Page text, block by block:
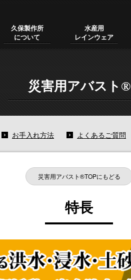
久保製作所
について
水産用
レインウェア
災害用アバスト®
お手入れ方法 よくあるご質問
災害用アバスト®TOPにもどる
特長